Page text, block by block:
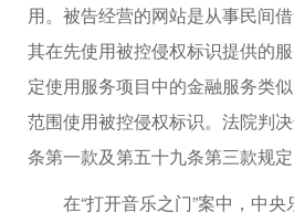
用。被告经营的网站是从事民间
其在先使用被控侵权标识提供的
定使用服务项目中的金融服务类
范围使用被控侵权标识。法院判
条第一款及第五十九条第三款规
在“打开音乐之门”案中，中央